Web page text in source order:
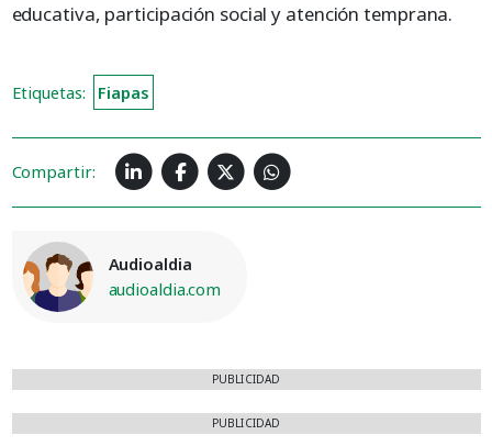
educativa, participación social y atención temprana.
Etiquetas: Fiapas
Compartir:
Audioaldia
audioaldia.com
PUBLICIDAD
PUBLICIDAD